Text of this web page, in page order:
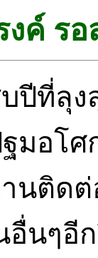
ค์ รอ
ปีที่ลุ
มอโศ
านติด
อื่นๆอี